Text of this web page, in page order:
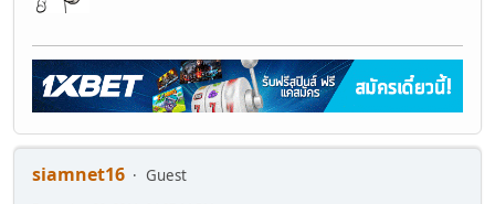
siamnet16
Guest